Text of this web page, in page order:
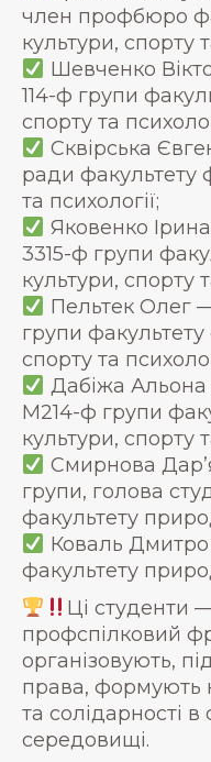
член профбюро
культури, спорту
Шевченко
114-ф групи
спорту та
Сквірська
ради факультету
та психології;
Яковенко
3315-ф групи
культури, спорту
Пельтек Олег
групи факультету
спорту та
Дабіжа
М214-ф групи
культури, спорту
Смирнова
групи, голова
факультету
Коваль Дмитро
факультету
Ці студенти
профспілковий
організовують,
права, формують
та солідарності
середовищі.